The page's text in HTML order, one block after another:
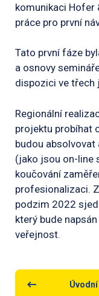
komunikaci Hofer
práce pro první
Tato první fáze
a osnovy
dispozici ve třech
Regionální
projektu probíhat
budou
(jako jsou on-line
koučování
profesionalizaci.
podzim 2022
který bude
veřejnost.